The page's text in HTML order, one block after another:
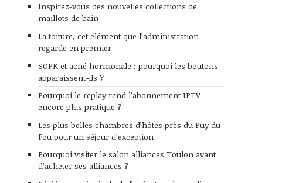
Inspirez-vous des nouvelles collections de
maillots de bain
La toiture, cet élément que l’administration
regarde en premier
SOPK et acné hormonale : pourquoi les boutons
apparaissent-ils ?
Pourquoi le replay rend l’abonnement IPTV
encore plus pratique ?
Les plus belles chambres d’hôtes près du Puy du
Fou pour un séjour d’exception
Pourquoi visiter le salon alliances Toulon avant
d’acheter ses alliances ?